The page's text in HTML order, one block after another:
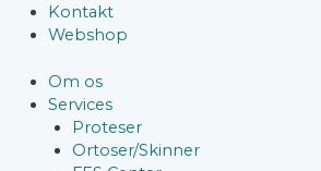
Kontakt
Webshop
Om os
Services
Proteser
Ortoser/Skinner